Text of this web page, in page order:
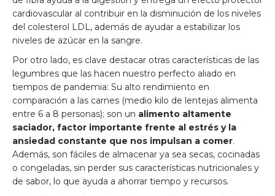
cardiovascular al contribuir en la disminución de los niveles
del colesterol LDL, además de ayudar a estabilizar los
niveles de azúcar en la sangre.
Por otro lado, es clave destacar otras características de las
legumbres que las hacen nuestro perfecto aliado en
tiempos de pandemia: Su alto rendimiento en
comparación a las carnes (medio kilo de lentejas alimenta
entre 6 a 8 personas); son un alimento altamente
saciador, factor importante frente al estrés y la
ansiedad constante que nos impulsan a comer.
Además, son fáciles de almacenar ya sea secas, cocinadas
o congeladas, sin perder sus características nutricionales y
de sabor, lo que ayuda a ahorrar tiempo y recursos.